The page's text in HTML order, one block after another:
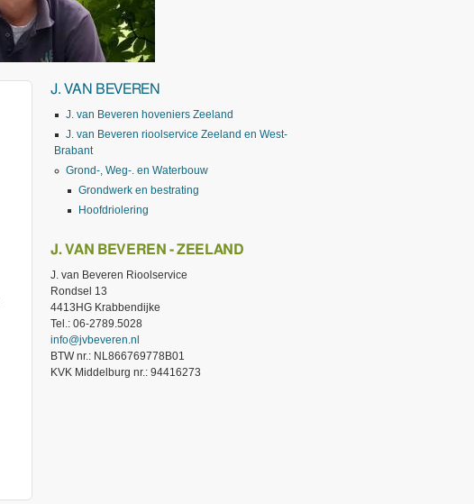
J. VAN BEVEREN
J. van Beveren hoveniers Zeeland
J. van Beveren rioolservice Zeeland en West-
Brabant
Grond-, Weg-. en Waterbouw
Grondwerk en bestrating
Hoofdriolering
J. VAN BEVEREN - ZEELAND
J. van Beveren Rioolservice
Rondsel 13
4413HG Krabbendijke
Tel.: 06-2789.5028
info@jvbeveren.nl
BTW nr.: NL866769778B01
KVK Middelburg nr.: 94416273